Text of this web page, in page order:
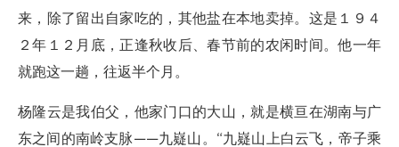
来，除了留出自家吃的，其他盐在本地卖掉。这是１９４
２年１２月底，正逢秋收后、春节前的农闲时间。他一年
就跑这一趟，往返半个月。
杨隆云是我伯父，他家门口的大山，就是横亘在湖南与广
东之间的南岭支脉——九嶷山。“九嶷山上白云飞，帝子乘